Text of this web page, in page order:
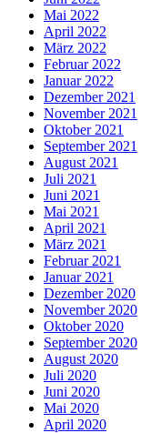
Mai 2022
April 2022
März 2022
Februar 2022
Januar 2022
Dezember 2021
November 2021
Oktober 2021
September 2021
August 2021
Juli 2021
Juni 2021
Mai 2021
April 2021
März 2021
Februar 2021
Januar 2021
Dezember 2020
November 2020
Oktober 2020
September 2020
August 2020
Juli 2020
Juni 2020
Mai 2020
April 2020